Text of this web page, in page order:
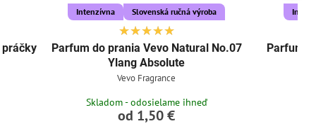
Intenzívna Slovenská ručná výroba
Parfum do prania Vevo Natural No.07
Ylang Absolute
Vevo Fragrance
Skladom - odosielame ihneď
od 1,50 €
Parfum